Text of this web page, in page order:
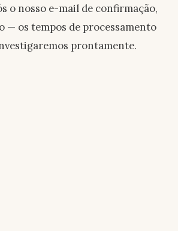
o nosso e-mail de confirmação,
os tempos de processamento
prontamente.